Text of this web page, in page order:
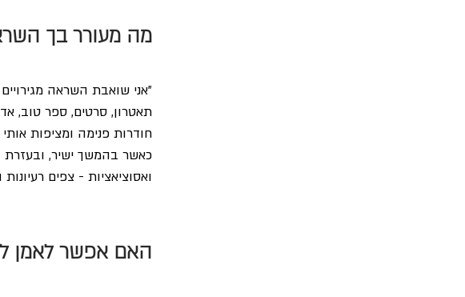
מה מעורר בך
"אני שואבת השראה
תאטרון, סרטים, ספר טוב,
חודרות פנימה ומציפות
כאשר בהמשך ישיר, ובעזרת
ואסוציאציות - צפים
האם אפשר לאמן